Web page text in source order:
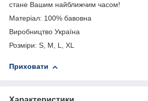
стане Вашим найближчим часом!
Матеріал: 100% бавовна
Виробництво Україна
Розміри: S, M, L, XL
Приховати